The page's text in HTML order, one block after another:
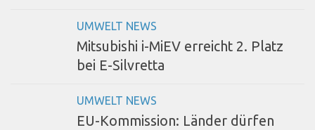
UMWELT NEWS
Mitsubishi i-MiEV erreicht 2. Platz
bei E-Silvretta
UMWELT NEWS
EU-Kommission: Länder dürfen